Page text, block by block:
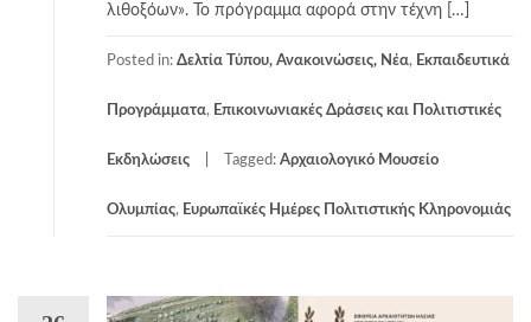
λιθοξόων». Το πρόγραμμα αφορά στην τέχνη […]
Posted in: Δελτία Τύπου, Ανακοινώσεις, Νέα, Εκπαιδευτικά
Προγράμματα, Επικοινωνιακές Δράσεις και Πολιτιστικές
Εκδηλώσεις Tagged: Αρχαιολογικό Μουσείο
Ολυμπίας, Ευρωπαϊκές Ημέρες Πολιτιστικής Κληρονομιάς